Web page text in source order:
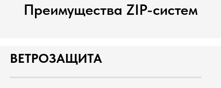
Преимущества ZIP-систем
ВЕТРОЗАЩИТА